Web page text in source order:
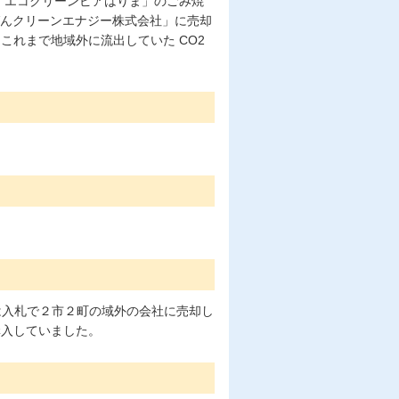
クリーンエナジー株式会社」に売却
れまで地域外に流出していた CO2
札で２市２町の域外の会社に売却し
していました。